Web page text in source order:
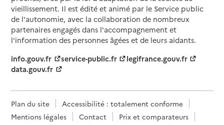
vieillissement. Il est édité et animé par le Service public
de l'autonomie, avec la collaboration de nombreux
partenaires engagés dans l'accompagnement et
l'information des personnes âgées et de leurs aidants.
info.gouv.fr
service-public.fr
legifrance.gouv.fr
data.gouv.fr
Plan du site
Accessibilité : totalement conforme
Mentions légales
Contact
Prix et comparateurs